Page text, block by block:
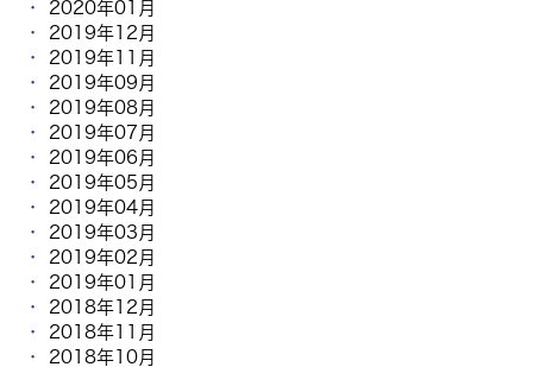
2020年01月
2019年12月
2019年11月
2019年09月
2019年08月
2019年07月
2019年06月
2019年05月
2019年04月
2019年03月
2019年02月
2019年01月
2018年12月
2018年11月
2018年10月